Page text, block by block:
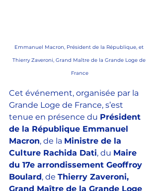
Emmanuel Macron, Président de la République, et
Thierry Zaveroni, Grand Maître de la Grande Loge de
France
Cet événement, organisée par la
Grande Loge de France, s’est
tenue en présence du Président
de la République Emmanuel
Macron, de la Ministre de la
Culture Rachida Dati, du Maire
du 17e arrondissement Geoffroy
Boulard, de Thierry Zaveroni,
Grand Maître de la Grande Loge